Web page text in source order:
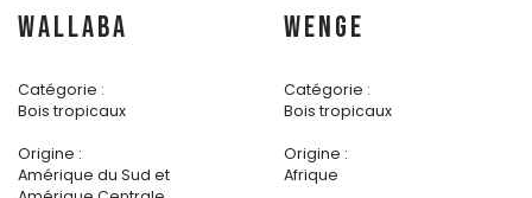
WALLABA
Catégorie :
Bois tropicaux
Origine :
Amérique du Sud et
WENGE
Catégorie :
Bois tropicaux
Origine :
Afrique